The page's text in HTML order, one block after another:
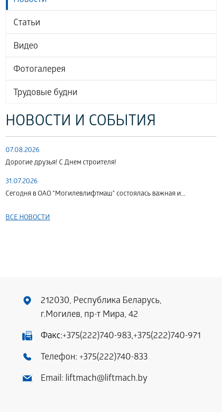
Статьи
Видео
Фотогалерея
Трудовые будни
НОВОСТИ И СОБЫТИЯ
07.08.2026
Дорогие друзья! С Днем строителя!
31.07.2026
Сегодня в ОАО "Могилевлифтмаш" состоялась важная и...
ВСЕ НОВОСТИ
212030, Республика Беларусь,
г.Могилев, пр-т Мира, 42
Факс:+375(222)740-983,+375(222)740-971
Телефон: +375(222)740-833
Email: liftmach@liftmach.by